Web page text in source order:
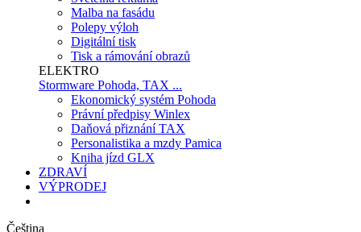
Malba na fasádu
Polepy výloh
Digitální tisk
Tisk a rámování obrazů
ELEKTRO
Stormware Pohoda, TAX ...
Ekonomický systém Pohoda
Právní předpisy Winlex
Daňová přiznání TAX
Personalistika a mzdy Pamica
Kniha jízd GLX
ZDRAVÍ
VÝPRODEJ
Čeština